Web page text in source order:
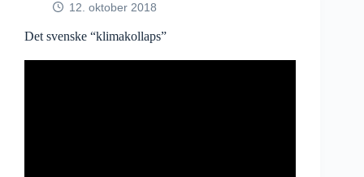
12. oktober 2018
Det svenske “klimakollaps”